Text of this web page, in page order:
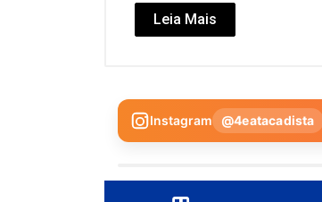
Leia Mais
Instagram @4eatacadista